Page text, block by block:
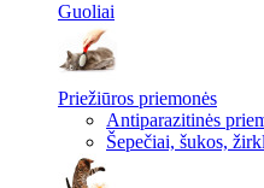
Guoliai
Priežiūros priemonės
Antiparazitinės
Šepečiai, šukos,